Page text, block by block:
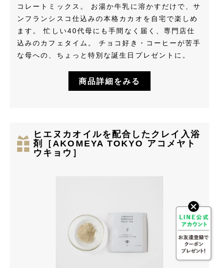
コレートミックス。 お湯か牛乳に溶かすだけで、サ
ンフランシスコ仕込みの本格カカオを自宅で楽しめ
ます。 忙しい40代母にも手間なく届く、専門店仕
込みのカフェタイム。 チョコ好き・コーヒーが苦手
な母への、ちょっと特別な誕生日プレゼントに。
商品詳細をみる
ヒエヌカオイルを配合したクレイ入浴
剤［AKOMEYA TOKYO アコメヤト
ウキョウ］